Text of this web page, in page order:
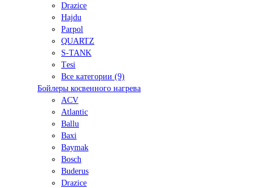
Drazice
Hajdu
Parpol
QUARTZ
S-TANK
Tеsi
Все категории (9)
Бойлеры косвенного нагрева
ACV
Atlantic
Ballu
Baxi
Baymak
Bosch
Buderus
Drazice